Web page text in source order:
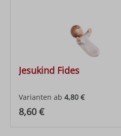
Jesukind Fides
Varianten ab 4,80 €
Regulärer Preis:
8,60 €